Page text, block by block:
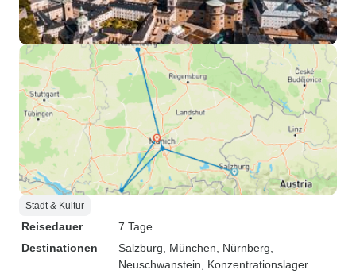
Stadt & Kultur
Reisedauer
7 Tage
Destinationen
Salzburg , München , Nürnberg
Neuschwanstein , Konzentrationslager